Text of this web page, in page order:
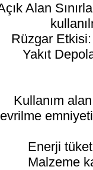
Alan
Rüzgar Etkisi:
Yakıt
Kullanım
Enerji
Malzeme